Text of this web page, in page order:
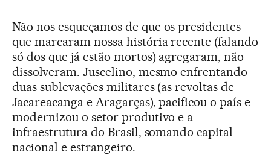
Não nos esqueçamos de que os presidentes
que marcaram nossa história recente (falando
só dos que já estão mortos) agregaram, não
dissolveram. Juscelino, mesmo enfrentando
duas sublevações militares (as revoltas de
Jacareacanga e Aragarças), pacificou o país e
modernizou o setor produtivo e a
infraestrutura do Brasil, somando capital
nacional e estrangeiro.